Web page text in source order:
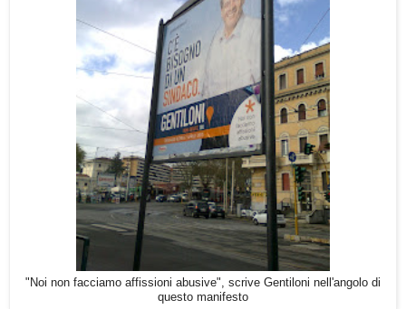
"Noi non facciamo affissioni abusive", scrive Gentiloni nell'angolo di
questo manifesto